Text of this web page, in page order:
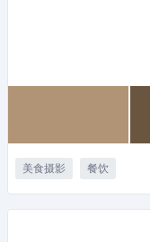
美食摄影 餐饮